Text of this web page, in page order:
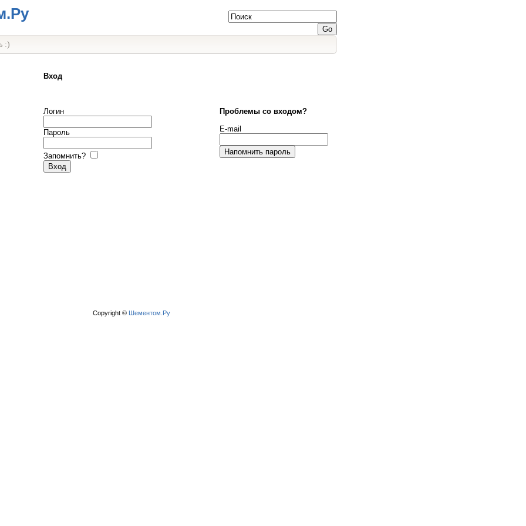
:)
Вход
Логин
Пароль
Запомнить?
Проблемы со входом?
E-mail
Copyright © Шементом.Ру